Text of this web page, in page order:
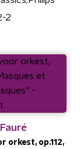
2
orkest, op.112,